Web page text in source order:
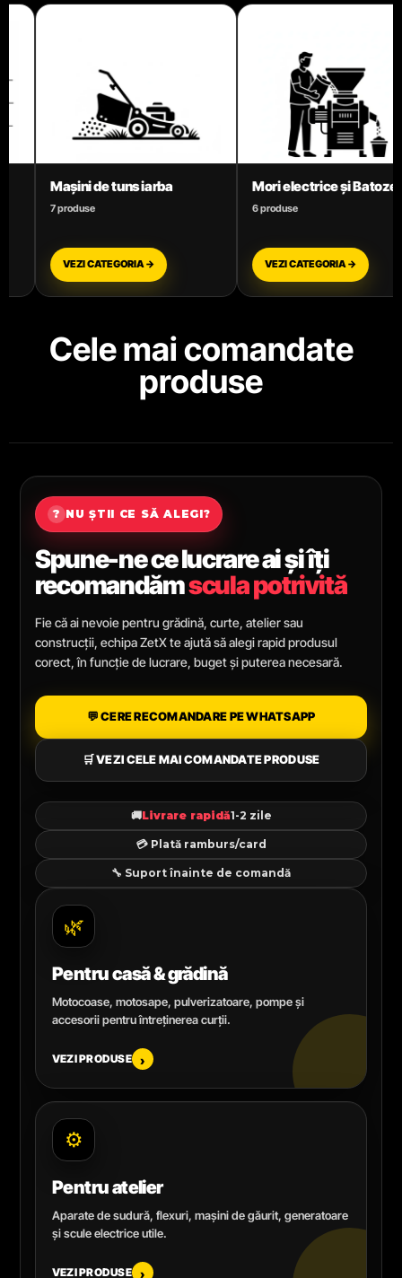
Mori electrice și Batoze
6 produse
VEZI CATEGORIA →
Motoare termice benzină
3 produse
VEZI CATEGORIA →
Cele mai comandate
produse
? NU ȘTII CE SĂ ALEGI?
Spune-ne ce lucrare ai și îți
recomandămscula potrivită
Fie că ai nevoie pentru grădină, curte, atelier sau
construcții, echipa ZetX te ajută să alegi rapid produsul
corect, în funcție de lucrare, buget și puterea necesară.
💬 CERE RECOMANDARE PE WHATSAPP
🛒 VEZI CELE MAI COMANDATE PRODUSE
🚚Livrare rapidă1-2 zile
💳 Plată ramburs/card
🔧 Suport înainte de comandă
🌿
Pentru casă & grădină
Motocoase, motosape, pulverizatoare, pompe și
accesorii pentru întreținerea curții.
VEZI PRODUSE ›
⚙️
Pentru atelier
Aparate de sudură, flexuri, mașini de găurit, generatoare
și scule electrice utile.
VEZI PRODUSE ›